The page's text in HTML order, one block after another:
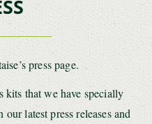
press page.
kits that we have specially
latest press releases and